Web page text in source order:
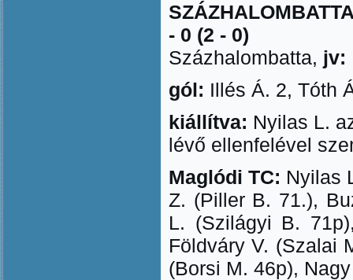
- 0 (2 - 0)
Százhalombatta, jv:
gól: Illés Á. 2, Tóth
kiállítva: Nyilas L.
lévő ellenfelével
Maglódi TC: Nyilas
Z. (Piller B. 71.),
L. (Szilágyi B.
Földváry V. (Szalai
(Borsi M. 46p),